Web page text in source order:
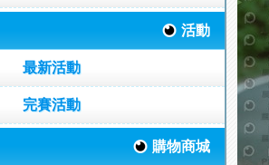
活動
最新活動
完賽活動
購物商城